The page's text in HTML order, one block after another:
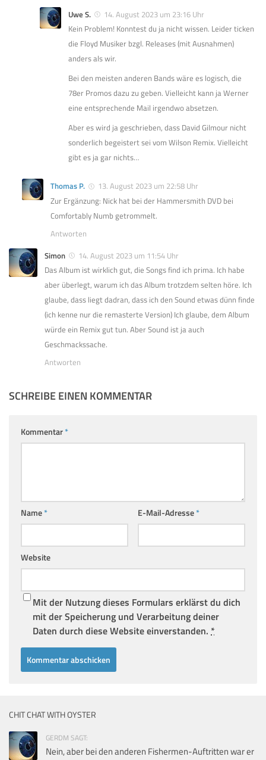
Uwe S.
14. August 2023 um 23:16 Uhr
Kein Problem! Konntest du ja nicht wissen. Leider ticken
die Floyd Musiker bzgl. Releases (mit Ausnahmen)
anders als wir.
Bei den meisten anderen Bands wäre es logisch, die
78er Promos dazu zu geben. Vielleicht kann ja Werner
eine entsprechende Mail irgendwo absetzen.
Aber es wird ja geschrieben, dass David Gilmour nicht
sonderlich begeistert sei vom Wilson Remix. Vielleicht
gibt es ja gar nichts…
Thomas P.
13. August 2023 um 22:58 Uhr
Zur Ergänzung: Nick hat bei der Hammersmith DVD bei
Comfortably Numb getrommelt.
Antworten
Simon
14. August 2023 um 11:54 Uhr
Das Album ist wirklich gut, die Songs find ich prima. Ich habe
aber überlegt, warum ich das Album trotzdem selten höre. Ich
glaube, dass liegt dadran, dass ich den Sound etwas dünn finde
(ich kenne nur die remasterte Version) Ich glaube, dem Album
würde ein Remix gut tun. Aber Sound ist ja auch
Geschmackssache.
Antworten
SCHREIBE EINEN KOMMENTAR
Kommentar*
Name* E-Mail-Adresse*
Website
Mit der Nutzung dieses Formulars erklärst du dich
mit der Speicherung und Verarbeitung deiner
Daten durch diese Website einverstanden. *
CHIT CHAT WITH OYSTER
GERDM SAGT:
Nein, aber bei den anderen Fishermen-Auftritten war er